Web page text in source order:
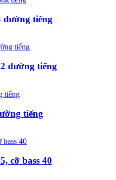
đường tiếng
đường tiếng
tiếng
cỡ bass 40